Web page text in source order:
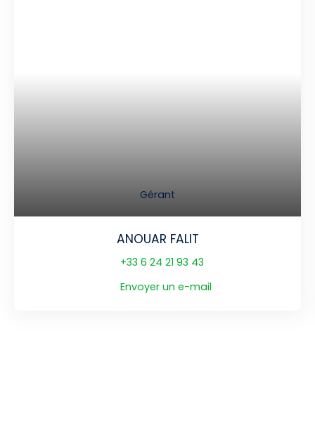
Gérant
ANOUAR FALIT
+33 6 24 21 93 43
Envoyer un e-mail